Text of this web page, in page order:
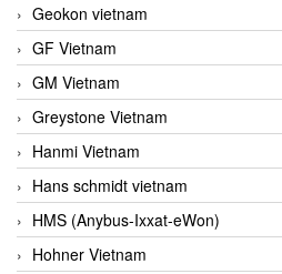
Geokon vietnam
GF Vietnam
GM Vietnam
Greystone Vietnam
Hanmi Vietnam
Hans schmidt vietnam
HMS (Anybus-Ixxat-eWon)
Hohner Vietnam